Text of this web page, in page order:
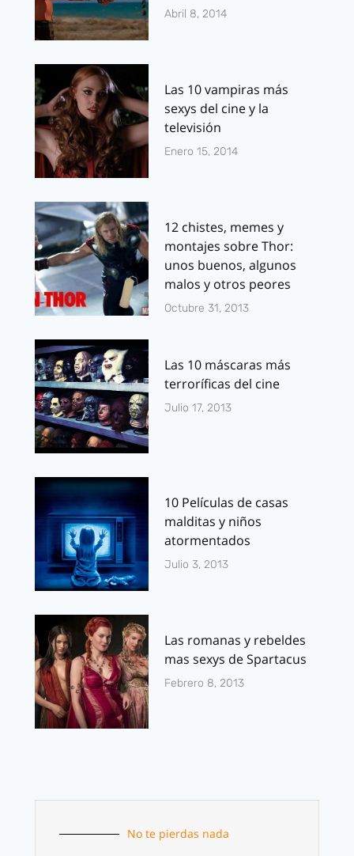
Abril 8, 2014
Las 10 vampiras más
sexys del cine y la
televisión
Enero 15, 2014
12 chistes, memes y
montajes sobre Thor:
unos buenos, algunos
malos y otros peores
Octubre 31, 2013
Las 10 máscaras más
terroríficas del cine
Julio 17, 2013
10 Películas de casas
malditas y niños
atormentados
Julio 3, 2013
Las romanas y rebeldes
mas sexys de Spartacus
Febrero 8, 2013
No te pierdas nada